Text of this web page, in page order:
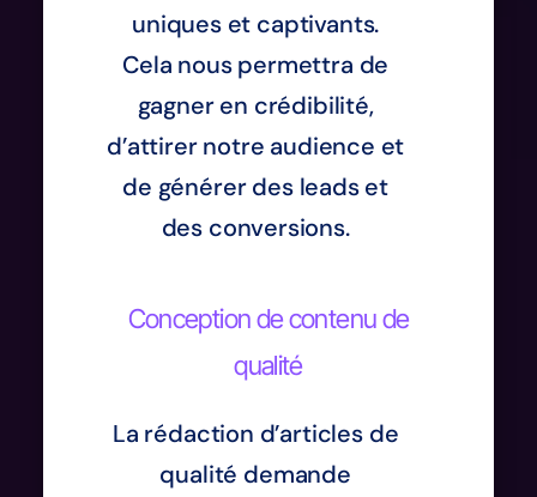
uniques et captivants.
Cela nous permettra de
gagner en crédibilité,
d’attirer notre audience et
de générer des leads et
des conversions.
Conception de contenu de
qualité
La rédaction d’articles de
qualité demande